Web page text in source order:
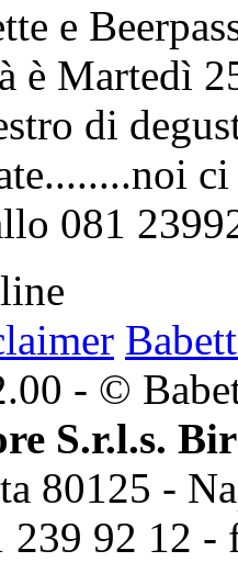
e
è Martedì
di
081
- ©
S.r.l.s.
80125 -
92 12 -